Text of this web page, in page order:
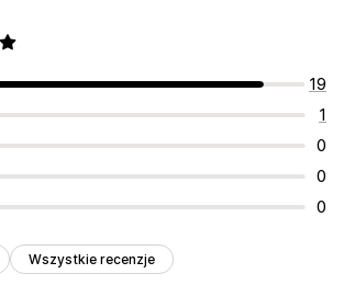
19
1
0
0
0
Wszystkie recenzje